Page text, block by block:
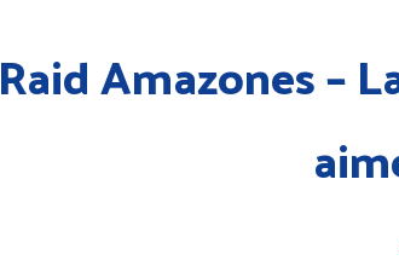
Raid Amazones –